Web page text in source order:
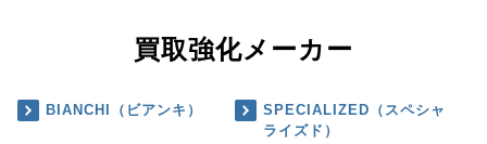
買取強化メーカー
BIANCHI（ビアンキ）
SPECIALIZED（スペシャ
ライズド）